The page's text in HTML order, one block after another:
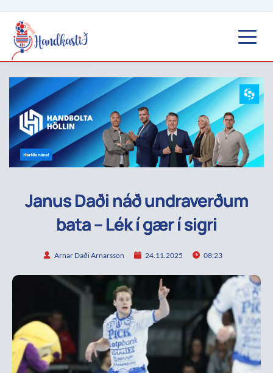
Janus Daði náð undraverðum
bata – Lék í gær í sigri
Arnar Daði Arnarsson 24.11.2025 08:23